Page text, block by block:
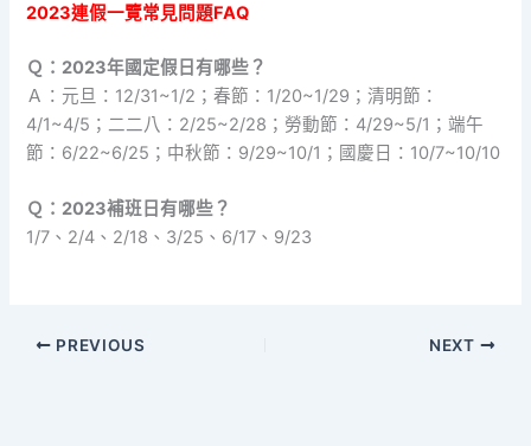
2023連假一覽常見問題FAQ
Ｑ：2023年國定假日有哪些？
Ａ：元旦：12/31~1/2；春節：1/20~1/29；清明節：
4/1~4/5；二二八：2/25~2/28；勞動節：4/29~5/1；端午
節：6/22~6/25；中秋節：9/29~10/1；國慶日：10/7~10/10
Ｑ：2023補班日有哪些？
1/7、2/4、2/18、3/25、6/17、9/23
PREVIOUS NEXT